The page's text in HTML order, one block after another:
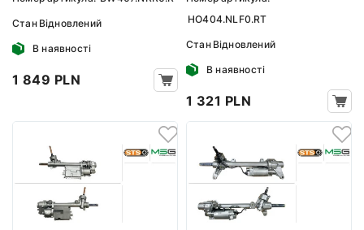
Стан Відновлений
В наявності
1 849 PLN
HO404.NLF0.RT
Стан Відновлений
В наявності
1 321 PLN